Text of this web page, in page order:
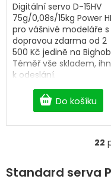
Do košíku
Digitální servo D-15HV
75g/0,08s/15kg Power
pro vášnivé modeláře s
dopravou zdarma od 2
500 Kč jedině na
Téměř vše skladem,
k odeslání.
22
Standard serva